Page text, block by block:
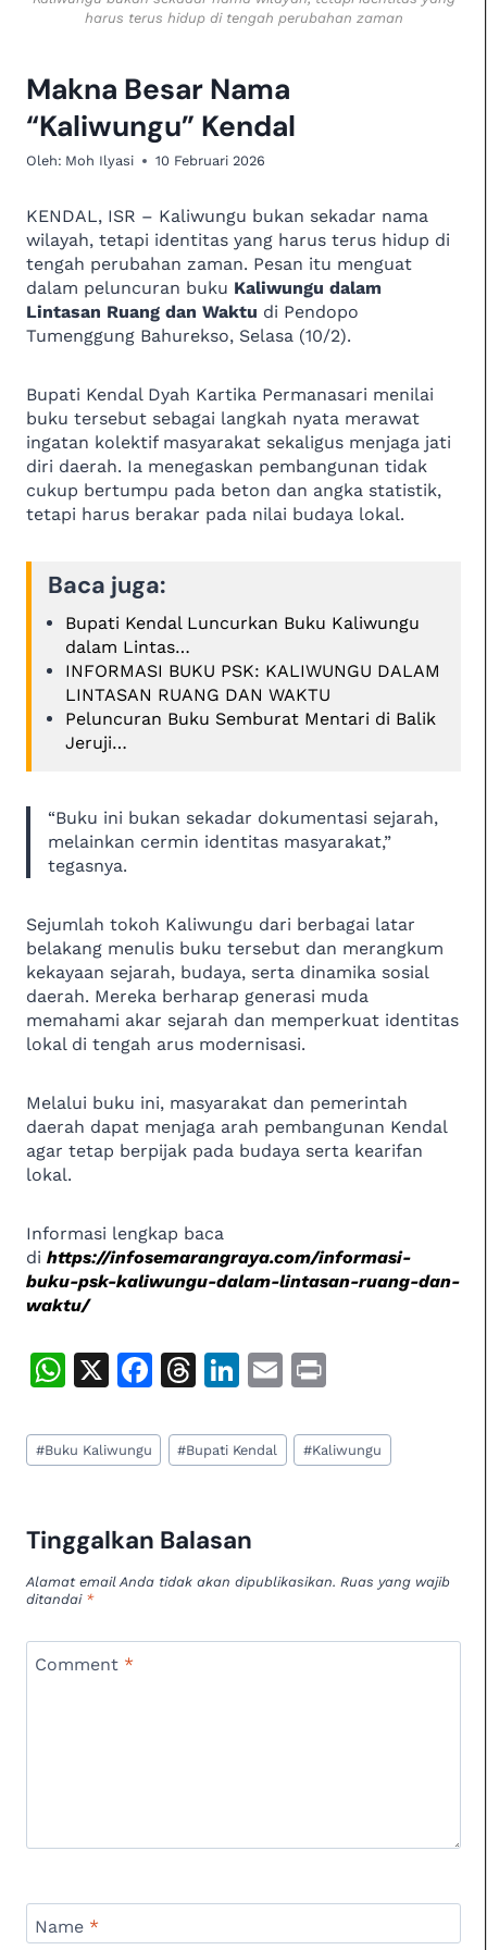
harus terus hidup di tengah perubahan zaman
Makna Besar Nama
“Kaliwungu” Kendal
Oleh: Moh Ilyasi 10 Februari 2026
KENDAL, ISR – Kaliwungu bukan sekadar nama
wilayah, tetapi identitas yang harus terus hidup di
tengah perubahan zaman. Pesan itu menguat
dalam peluncuran buku Kaliwungu dalam
Lintasan Ruang dan Waktu di Pendopo
Tumenggung Bahurekso, Selasa (10/2).
Bupati Kendal Dyah Kartika Permanasari menilai
buku tersebut sebagai langkah nyata merawat
ingatan kolektif masyarakat sekaligus menjaga jati
diri daerah. Ia menegaskan pembangunan tidak
cukup bertumpu pada beton dan angka statistik,
tetapi harus berakar pada nilai budaya lokal.
Baca juga:
Bupati Kendal Luncurkan Buku Kaliwungu
dalam Lintas…
INFORMASI BUKU PSK: KALIWUNGU DALAM
LINTASAN RUANG DAN WAKTU
Peluncuran Buku Semburat Mentari di Balik
Jeruji…
“Buku ini bukan sekadar dokumentasi sejarah,
melainkan cermin identitas masyarakat,”
tegasnya.
Sejumlah tokoh Kaliwungu dari berbagai latar
belakang menulis buku tersebut dan merangkum
kekayaan sejarah, budaya, serta dinamika sosial
daerah. Mereka berharap generasi muda
memahami akar sejarah dan memperkuat identitas
lokal di tengah arus modernisasi.
Melalui buku ini, masyarakat dan pemerintah
daerah dapat menjaga arah pembangunan Kendal
agar tetap berpijak pada budaya serta kearifan
lokal.
Informasi lengkap baca
di https://infosemarangraya.com/informasi-
buku-psk-kaliwungu-dalam-lintasan-ruang-dan-
waktu/
W
at
s
p
p
X
F
c
e
o
o
T
re
a
s
Li
k
e
n
E
ai
l
n
t
Post
Tags:
#Buku Kaliwungu #Bupati Kendal #Kaliwungu
Tinggalkan Balasan
Alamat email Anda tidak akan dipublikasikan. Ruas yang wajib
ditandai *
Comment *
Name *